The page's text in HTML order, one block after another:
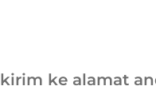
ke alamat